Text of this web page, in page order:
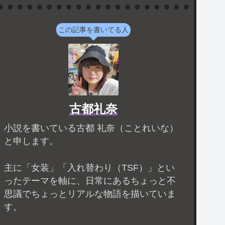
この記事を書いてる人
古都礼奈
小説を書いている古都 礼奈（ことれいな）
と申します。
主に「女装」「入れ替わり（TSF）」とい
ったテーマを軸に、日常にあるちょっと不
思議でちょっとリアルな物語を描いていま
す。